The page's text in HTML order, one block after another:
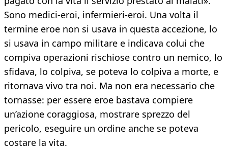
Sono medici-eroi, infermieri-eroi. Una volta il
termine eroe non si usava in questa accezione, lo
si usava in campo militare e indicava colui che
compiva operazioni rischiose contro un nemico, lo
sfidava, lo colpiva, se poteva lo colpiva a morte, e
ritornava vivo tra noi. Ma non era necessario che
tornasse: per essere eroe bastava compiere
un’azione coraggiosa, mostrare sprezzo del
pericolo, eseguire un ordine anche se poteva
costare la vita.